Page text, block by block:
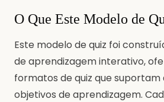
O Que Este Modelo de
Este modelo de quiz foi
de aprendizagem interativo,
formatos de quiz que
objetivos de aprendizagem.